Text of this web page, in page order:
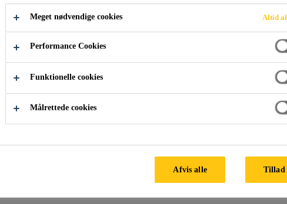
Pumpbar
Meget nødvendige cookies Altid
Performance Cookies
Funktionelle cookies
Målrettede cookies
Afvis alle Tillad